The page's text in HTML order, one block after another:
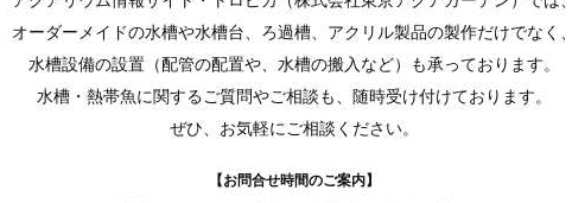
オーダーメイドの水槽や水槽台、ろ過槽、アクリル製品の製作だけでなく、
水槽設備の設置（配管の配置や、水槽の搬入など）も承っております。
水槽・熱帯魚に関するご質問やご相談も、随時受け付けております。
ぜひ、お気軽にご相談ください。
【お問合せ時間のご案内】